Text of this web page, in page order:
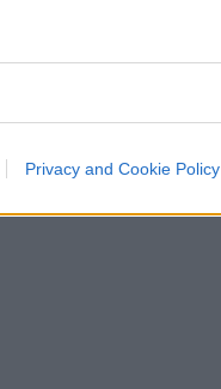
Privacy and Cookie Policy